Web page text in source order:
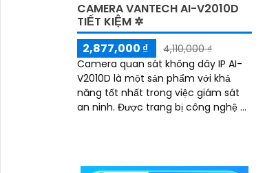
CAMERA VANTECH AI-V2010D
TIẾT KIỆM ✲
2,877,000 ₫
4,110,000 ₫
Camera quan sát không dây IP AI-
V2010D là một sản phẩm với khả
năng tốt nhất trong việc giám sát
an ninh. Được trang bị công nghệ AI,
tốt hơn